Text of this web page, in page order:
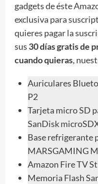
gadgets de éste
exclusiva para
quieres pagar la
sus 30 días gratis de
cuando quieras,
Auriculares
P2
Tarjeta micro SD
SanDisk
Base refrigerante
MARSGAMING
Amazon Fire TV
Memoria Flash